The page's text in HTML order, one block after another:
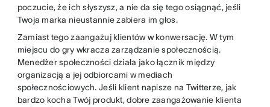
poczucie, że ich słyszysz, a nie da się tego osiągnąć, jeśli
Twoja marka nieustannie zabiera im głos.
Zamiast tego zaangażuj klientów w konwersację. W tym
miejscu do gry wkracza zarządzanie społecznością.
Menedżer społeczności działa jako łącznik między
organizacją a jej odbiorcami w mediach
społecznościowych. Jeśli klient napisze na Twitterze, jak
bardzo kocha Twój produkt, dobre zaangażowanie klienta